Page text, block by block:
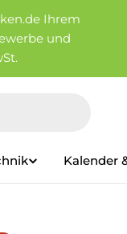
Ihrem
und
Kalender